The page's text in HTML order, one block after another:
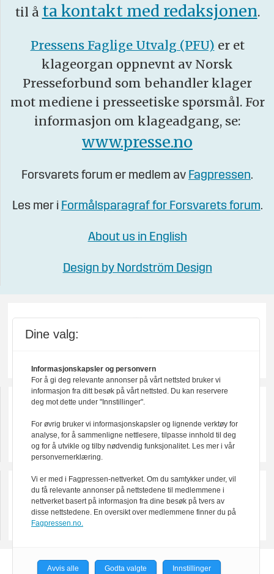
til å ta kontakt med redaksjonen.
Pressens Faglige Utvalg (PFU) er et
klageorgan oppnevnt av Norsk
Presseforbund som behandler klager
mot mediene i presseetiske spørsmål. For
informasjon om klageadgang, se:
www.presse.no
Forsvarets forum er medlem av Fagpressen.
Les mer i Formålsparagraf for Forsvarets forum.
About us in English
Design by Nordström Design
Dine valg:
Informasjonskapsler og personvern
For å gi deg relevante annonser på vårt nettsted bruker vi
informasjon fra ditt besøk på vårt nettsted. Du kan reservere
deg mot dette under "Innstillinger".
For øvrig bruker vi informasjonskapsler og lignende verktøy for
analyse, for å sammenligne nettlesere, tilpasse innhold til deg
og for å utvikle og tilby nødvendig funksjonalitet. Les mer i vår
personvernerklæring.
Vi er med i Fagpressen-nettverket. Om du samtykker under, vil
du få relevante annonser på nettstedene til medlemmene i
nettverket basert på informasjon fra dine besøk på tvers av
disse nettstedene. En oversikt over medlemmene finner du på
Fagpressen.no.
Avvis alle Godta valgte Innstillinger